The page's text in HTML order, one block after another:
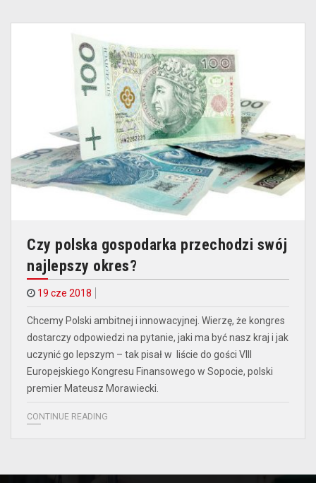
Czy polska gospodarka przechodzi swój
najlepszy okres?
19 cze 2018
Chcemy Polski ambitnej i innowacyjnej. Wierzę, że kongres
dostarczy odpowiedzi na pytanie, jaki ma być nasz kraj i jak
uczynić go lepszym – tak pisał w liście do gości VIII
Europejskiego Kongresu Finansowego w Sopocie, polski
premier Mateusz Morawiecki.
CONTINUE READING